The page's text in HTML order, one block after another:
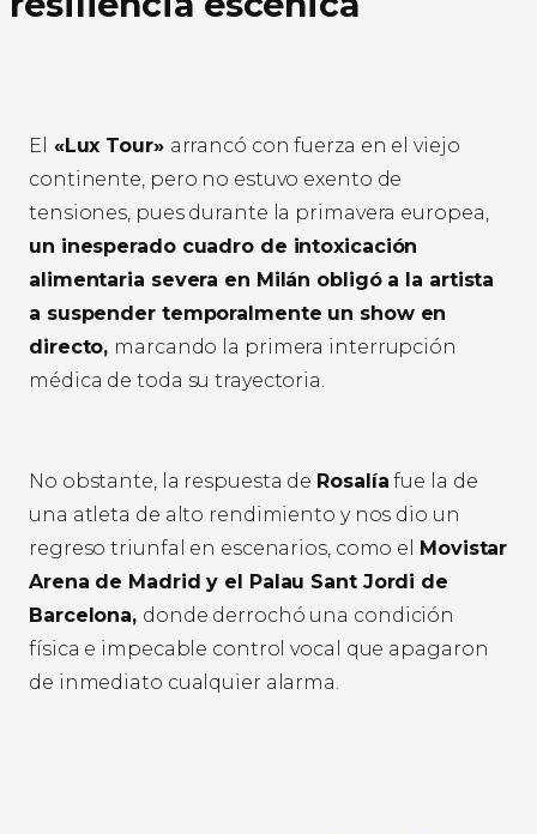
El «Lux Tour» arrancó con fuerza en el viejo
continente, pero no estuvo exento de
tensiones, pues durante la primavera europea,
un inesperado cuadro de intoxicación
alimentaria severa en Milán obligó a la artista
a suspender temporalmente un show en
directo, marcando la primera interrupción
médica de toda su trayectoria.
No obstante, la respuesta de Rosalía fue la de
una atleta de alto rendimiento y nos dio un
regreso triunfal en escenarios, como el
Movistar
Arena de Madrid y el Palau Sant Jordi de
Barcelona, donde derrochó una condición
física e impecable control vocal que apagaron
de inmediato cualquier alarma.